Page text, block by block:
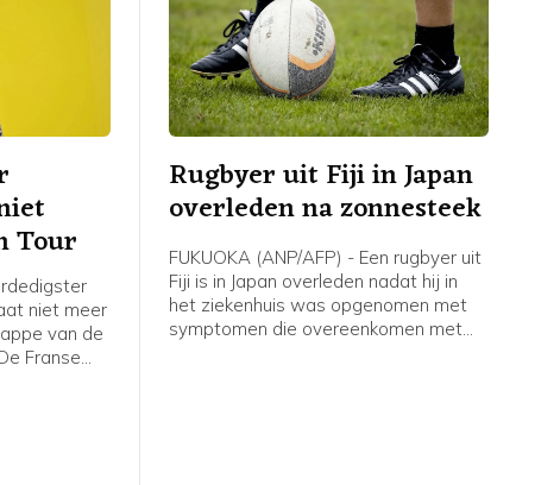
Tour
niet meer
van de
Franse
Rugbyer uit Fiji in Japan
overleden na zonnesteek
FUKUOKA (ANP/AFP) - Een rugbyer uit
Fiji is in Japan overleden nadat hij in
het ziekenhuis was opgenomen met
symptomen die overeenkomen met